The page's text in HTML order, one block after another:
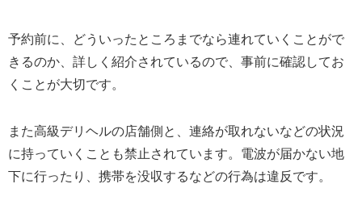
予約前に、どういったところまでなら連れていくことがで
きるのか、詳しく紹介されているので、事前に確認してお
くことが大切です。
また高級デリヘルの店舗側と、連絡が取れないなどの状況
に持っていくことも禁止されています。電波が届かない地
下に行ったり、携帯を没収するなどの行為は違反です。